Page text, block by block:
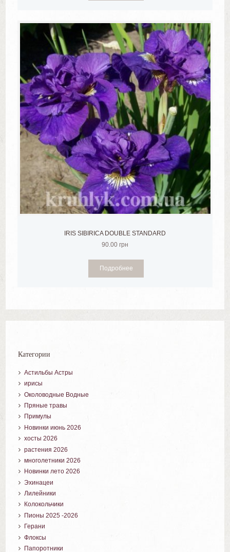
IRIS SIBIRICA DOUBLE STANDARD
90.00 грн
Подробнее
Категории
Астильбы Астры
ирисы
Околоводные Водные
Пряные травы
Примулы
Новинки июнь 2026
хосты 2026
растения 2026
многолетники 2026
Новинки лето 2026
Эхинацеи
Лилейники
Колокольчики
Пионы 2025 -2026
Герани
Флоксы
Папоротники